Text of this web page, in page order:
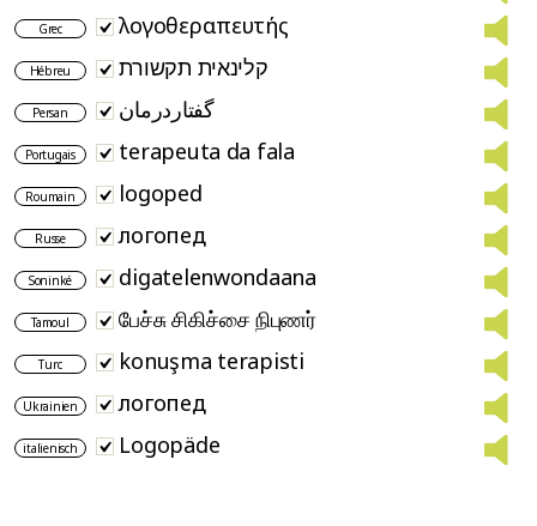
Grec λογοθεραπευτής
Hébreu קלינאית תקשורת
Persan گفتاردرمان
Portugais terapeuta da fala
Roumain logoped
Russe логопед
Soninké digatelenwondaana
Tamoul பேச்சு சிகிச்சை நிபுணர்
Turc konuşma terapisti
Ukrainien логопед
italienisch Logopäde